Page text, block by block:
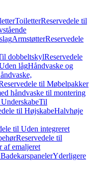
ToiletterReservedele til
ArmstøtterReservedele
dobbeltskylReservedele
lågHåndvaske og
til Møbelpakker
håndvaske til montering
Til
til HøjskabeHalvhøje
til Uden integreret
Reservedele til
af emaljeret
Yderligere